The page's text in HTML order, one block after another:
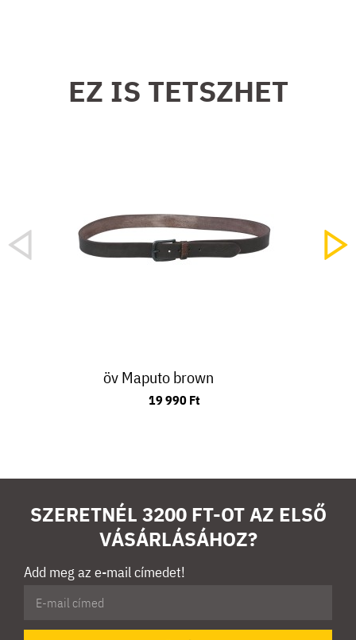
EZ IS TETSZHET
öv Maputo brown
19 990 Ft
SZERETNÉL 3200 FT-OT AZ ELSŐ
VÁSÁRLÁSÁHOZ?
Add meg az e-mail címedet!